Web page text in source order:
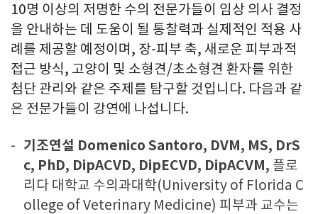
10명 이상의 저명한 수의 전문가들이 임상 의사 결정
을 안내하는 데 도움이 될 통찰력과 실제적인 적용 사
례를 제공할 예정이며, 장-피부 축, 새로운 피부과적
접근 방식, 고양이 및 소형견/초소형견 환자를 위한
첨단 관리와 같은 주제를 탐구할 것입니다. 다음과 같
은 전문가들이 강연에 나섭니다.
기조연설 Domenico Santoro, DVM, MS, DrS
c, PhD, DipACVD, DipECVD, DipACVM, 플로
리다 대학교 수의과대학(University of Florida C
ollege of Veterinary Medicine) 피부과 교수는